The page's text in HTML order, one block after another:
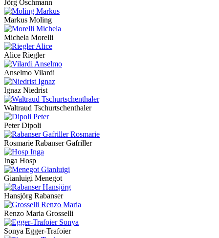
Jörg Oschmann
Markus Moling
Michela Morelli
Alice Riegler
Anselmo Vilardi
Ignaz Niedrist
Waltraud Tschurtschenthaler
Peter Dipoli
Rosmarie Rabanser Gafriller
Inga Hosp
Gianluigi Menegot
Hansjörg Rabanser
Renzo Maria Grosselli
Sonya Egger-Trafoier